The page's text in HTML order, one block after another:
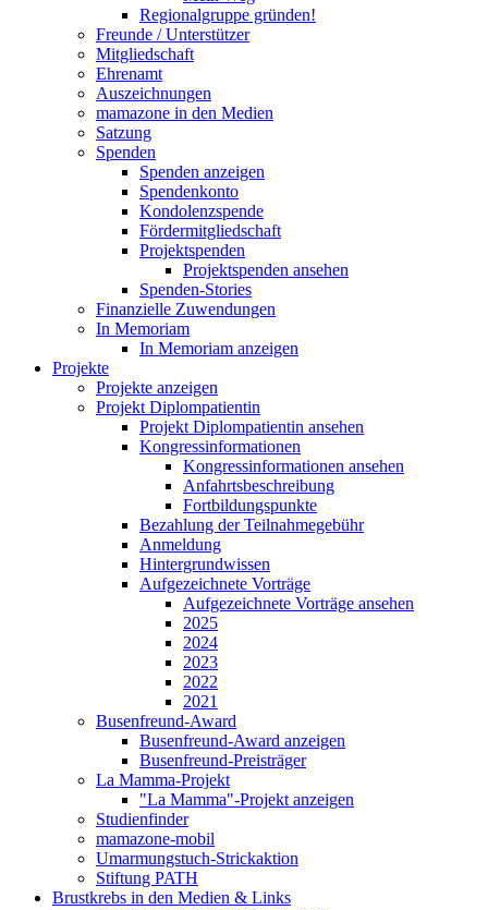
Regionalgruppe gründen!
Freunde / Unterstützer
Mitgliedschaft
Ehrenamt
Auszeichnungen
mamazone in den Medien
Satzung
Spenden
Spenden anzeigen
Spendenkonto
Kondolenzspende
Fördermitgliedschaft
Projektspenden
Projektspenden ansehen
Spenden-Stories
Finanzielle Zuwendungen
In Memoriam
In Memoriam anzeigen
Projekte
Projekte anzeigen
Projekt Diplompatientin
Projekt Diplompatientin ansehen
Kongressinformationen
Kongressinformationen ansehen
Anfahrtsbeschreibung
Fortbildungspunkte
Bezahlung der Teilnahmegebühr
Anmeldung
Hintergrundwissen
Aufgezeichnete Vorträge
Aufgezeichnete Vorträge ansehen
2025
2024
2023
2022
2021
Busenfreund-Award
Busenfreund-Award anzeigen
Busenfreund-Preisträger
La Mamma-Projekt
"La Mamma"-Projekt anzeigen
Studienfinder
mamazone-mobil
Umarmungstuch-Strickaktion
Stiftung PATH
Brustkrebs in den Medien & Links